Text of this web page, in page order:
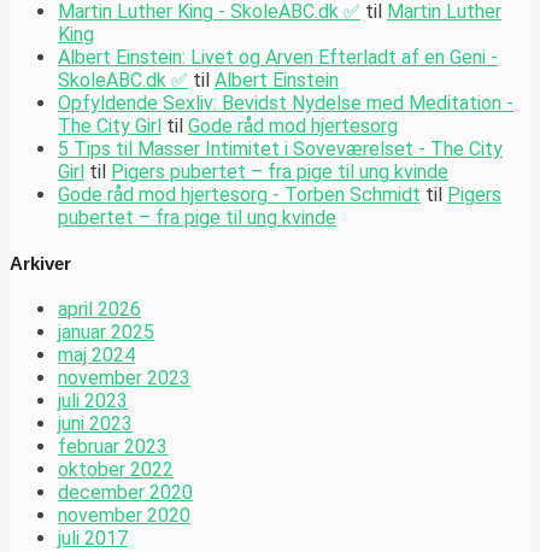
Martin Luther King - SkoleABC.dk ✅ til Martin Luther
King
Albert Einstein: Livet og Arven Efterladt af en Geni -
SkoleABC.dk ✅ til Albert Einstein
Opfyldende Sexliv: Bevidst Nydelse med Meditation -
The City Girl til Gode råd mod hjertesorg
5 Tips til Masser Intimitet i Soveværelset - The City
Girl til Pigers pubertet – fra pige til ung kvinde
Gode råd mod hjertesorg - Torben Schmidt til Pigers
pubertet – fra pige til ung kvinde
Arkiver
april 2026
januar 2025
maj 2024
november 2023
juli 2023
juni 2023
februar 2023
oktober 2022
december 2020
november 2020
juli 2017